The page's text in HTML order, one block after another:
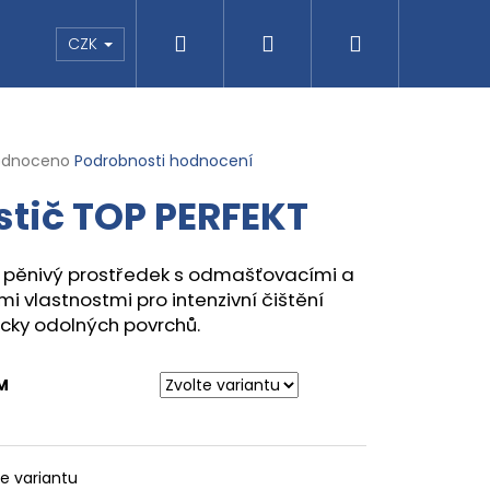
CZK Přihlášení
Podrobnosti hodnocení
TOP PERFEKT
pěnivý prostředek s odmašťovacími a
vlastnostmi pro intenzivní čištění
odolných povrchů.
variantu